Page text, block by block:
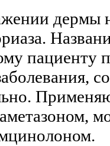
дермы
пациенту